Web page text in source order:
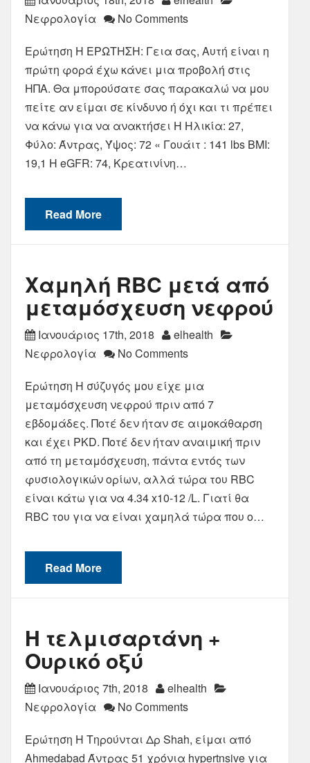
Νεφρολογία
No Comments
Ερώτηση Η ΕΡΩΤΗΣΗ: Γεια σας, Αυτή είναι η
πρώτη φορά έχω κάνει μια προβολή στις
ΗΠΑ. Θα μπορούσατε σας παρακαλώ να μου
πείτε αν είμαι σε κίνδυνο ή όχι και τι πρέπει
να κάνω για να ανακτήσει Η Ηλικία: 27,
Φύλο: Άντρας, Ύψος: 72 « Γουάιτ : 141 lbs ΒΜΙ:
19,1 Η eGFR: 74, Κρεατινίνη…
Read More
Χαμηλή RBC μετά από
μεταμόσχευση νεφρού
Ιανουάριος 17th, 2018
elhealth
Νεφρολογία
No Comments
Ερώτηση Η σύζυγός μου είχε μια
μεταμόσχευση νεφρού πριν από 7
εβδομάδες. Ποτέ δεν ήταν σε αιμοκάθαρση
και έχει PKD. Ποτέ δεν ήταν αναιμική πριν
από τη μεταμόσχευση, πάντα εντός των
φυσιολογικών ορίων, αλλά τώρα του RBC
είναι κάτω για να 4.34 x10-12 /L. Γιατί θα
RBC του για να είναι χαμηλά τώρα που ο…
Read More
Η τελμισαρτάνη +
Ουρικό οξύ
Ιανουάριος 7th, 2018
elhealth
Νεφρολογία
No Comments
Ερώτηση Η Τηρούνται Δρ Shah, είμαι από
Ahmedabad Άντρας 51 χρόνια hypertnsive για